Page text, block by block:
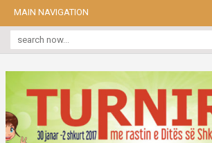
MAIN NAVIGATION